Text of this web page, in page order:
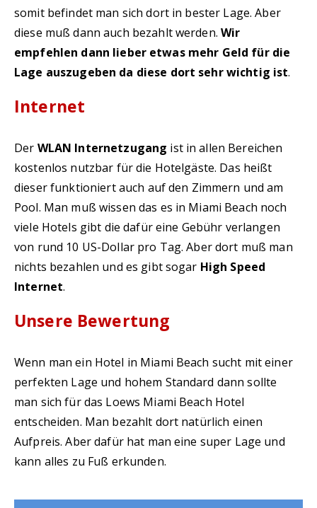
somit befindet man sich dort in bester Lage. Aber
diese muß dann auch bezahlt werden.Wir
empfehlen dann lieber etwas mehr Geld für die
Lage auszugeben da diese dort sehr wichtig ist.
Internet
Der WLAN Internetzugang ist in allen Bereichen
kostenlos nutzbar für die Hotelgäste. Das heißt
dieser funktioniert auch auf den Zimmern und am
Pool. Man muß wissen das es in Miami Beach noch
viele Hotels gibt die dafür eine Gebühr verlangen
von rund 10 US-Dollar pro Tag. Aber dort muß man
nichts bezahlen und es gibt sogar High Speed
Internet.
Unsere Bewertung
Wenn man ein Hotel in Miami Beach sucht mit einer
perfekten Lage und hohem Standard dann sollte
man sich für das Loews Miami Beach Hotel
entscheiden. Man bezahlt dort natürlich einen
Aufpreis. Aber dafür hat man eine super Lage und
kann alles zu Fuß erkunden.